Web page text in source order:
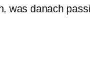
was danach